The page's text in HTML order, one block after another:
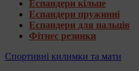
Еспандери кільце
Еспандери пружинні
Еспандери для пальців
Фітнес резинки
Спортивні килимки та мати